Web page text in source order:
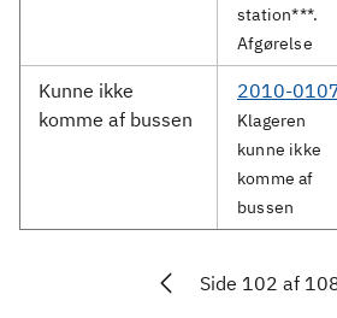
station***.
Afgørelse
Kunne ikke
komme af bussen
2010-
Klageren
kunne ikke
komme af
bussen
Side 102 af